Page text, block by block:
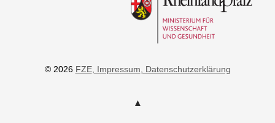
© 2026 FZE, Impressum, Datenschutzerklärung